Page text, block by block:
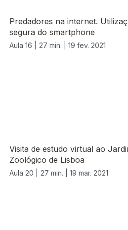
Predadores na internet.
segura do smartphone
Aula 16 | 27 min. | 19 fev. 2021
Visita de estudo virtual ao
Zoológico de Lisboa
Aula 20 | 27 min. | 19 mar. 2021